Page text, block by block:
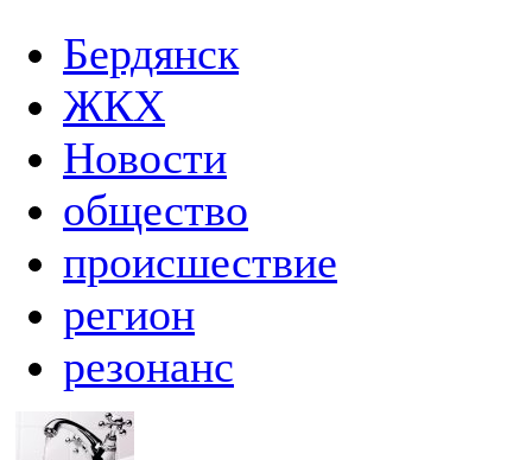
Бердянск
ЖКХ
Новости
общество
происшествие
регион
резонанс